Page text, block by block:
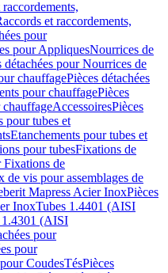
et raccordements,
pour
pour AppliquesNourrices de
détachées pour Nourrices de
chauffagePièces détachées
pour chauffagePièces
chauffageAccessoiresPièces
pour tubes et
Etanchements pour tubes et
pour tubesFixations de
Fixations de
de vis pour assemblages de
Mapress Acier InoxPièces
InoxTubes 1.4401 (AISI
1.4301 (AISI
pour
pour
CoudesTésPièces